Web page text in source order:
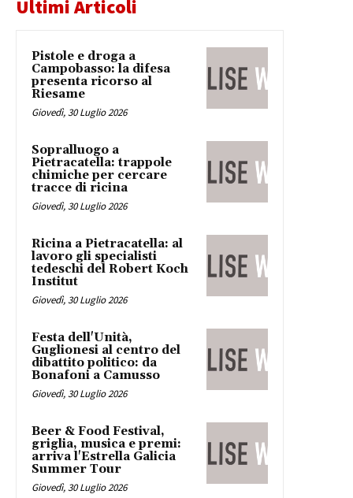
Ultimi Articoli
Pistole e droga a
Campobasso: la difesa
presenta ricorso al
Riesame
Giovedì, 30 Luglio 2026
Sopralluogo a
Pietracatella: trappole
chimiche per cercare
tracce di ricina
Giovedì, 30 Luglio 2026
Ricina a Pietracatella: al
lavoro gli specialisti
tedeschi del Robert Koch
Institut
Giovedì, 30 Luglio 2026
Festa dell'Unità,
Guglionesi al centro del
dibattito politico: da
Bonafoni a Camusso
Giovedì, 30 Luglio 2026
Beer & Food Festival,
griglia, musica e premi:
arriva l'Estrella Galicia
Summer Tour
Giovedì, 30 Luglio 2026